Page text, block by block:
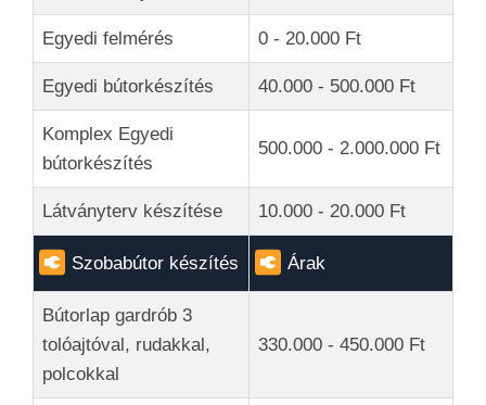
Egyedi felmérés 0 - 20.000 Ft
Egyedi bútorkészítés 40.000 - 500.000 Ft
Komplex Egyedi
bútorkészítés
500.000 - 2.000.000 Ft
Látványterv készítése 10.000 - 20.000 Ft
Szobabútor készítés Árak
Bútorlap gardrób 3
tolóajtóval, rudakkal,
polcokkal
330.000 - 450.000 Ft